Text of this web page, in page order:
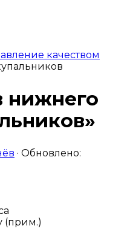
качеством
нижнего
· Обновлено:
(прим.)